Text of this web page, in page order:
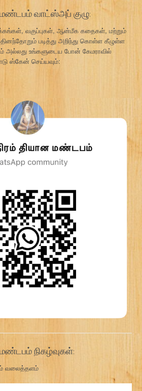
மண்டபம் வாட்ஸ்அப் குழு:
வகுப்புகள், ஆன்மீக கதைகள், மற்றும்
படித்து அறிந்து கொள்ள கீழுள்ள
அல்லது உங்களுடைய போன் கேமராவில்
ஸ்கேன் செய்யவும்:
மண்டபம் நிகழ்வுகள்:
வலைத்தளம்